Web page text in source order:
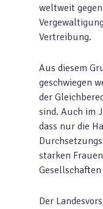
weltweit
Vertreibung.
Aus diesem
geschwiegen
der
sind. Auch im
dass nur die
starken
Der